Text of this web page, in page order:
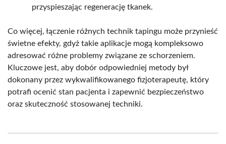
przyspieszając regenerację tkanek.
Co więcej, łączenie różnych technik tapingu może przynieść
świetne efekty, gdyż takie aplikacje mogą kompleksowo
adresować różne problemy związane ze schorzeniem.
Kluczowe jest, aby dobór odpowiedniej metody był
dokonany przez wykwalifikowanego fizjoterapeutę, który
potrafi ocenić stan pacjenta i zapewnić bezpieczeństwo
oraz skuteczność stosowanej techniki.